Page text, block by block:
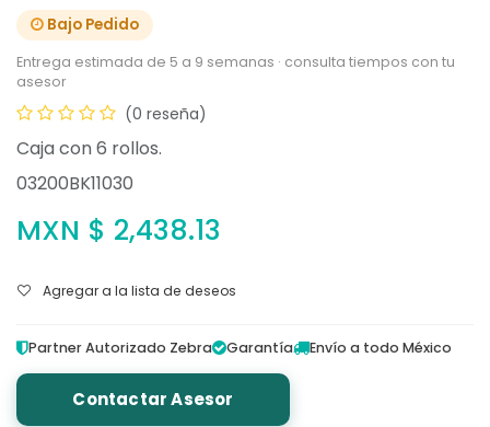
Bajo Pedido
Entrega estimada de 5 a 9 semanas · consulta tiempos con tu
asesor
(0 reseña)
Caja con 6 rollos.
03200BK11030
MXN $ 2,438.13
Agregar a la lista de deseos
Partner Autorizado Zebra Garantía Envío a todo México
Contactar Asesor